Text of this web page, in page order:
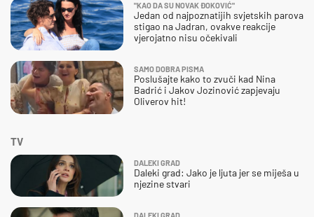
"KAO DA SU NOVAK ĐOKOVIĆ"
Jedan od najpoznatijih svjetskih parova
stigao na Jadran, ovakve reakcije
vjerojatno nisu očekivali
SAMO DOBRA PISMA
Poslušajte kako to zvuči kad Nina
Badrić i Jakov Jozinović zapjevaju
Oliverov hit!
TV
DALEKI GRAD
Daleki grad: Jako je ljuta jer se miješa u
njezine stvari